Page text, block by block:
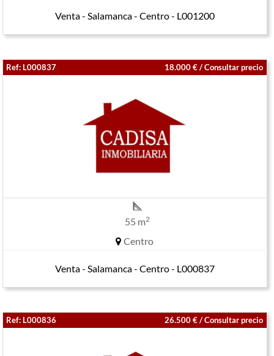
Venta - Salamanca - Centro - L001200
Ref: L000837 18.000 € / Consultar precio
55 m2
Centro
Venta - Salamanca - Centro - L000837
Ref: L000836 26.500 € / Consultar precio